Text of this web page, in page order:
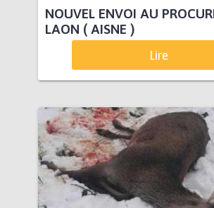
NOUVEL ENVOI AU
LAON ( AISNE )
Lire